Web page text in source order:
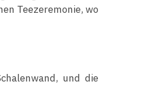
Teezeremonie, wo
und die